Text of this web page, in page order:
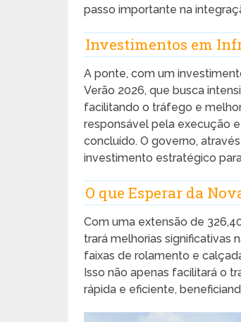
passo importante na
Investimentos em
A ponte, com um
Verão 2026, que busca
facilitando o tráfego e
responsável pela execução
concluído. O governo,
investimento estratégico
O que Esperar da
Com uma extensão de
trará melhorias significativas
faixas de rolamento e
Isso não apenas facilitará o
rápida e eficiente,